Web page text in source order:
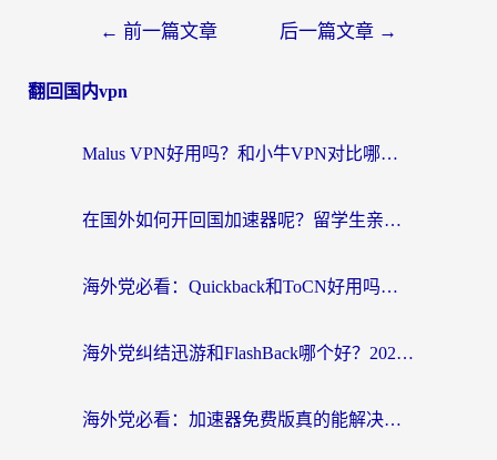
← 前一篇文章 后一篇文章 →
翻回国内vpn
Malus VPN好用吗？和小牛VPN对比哪个回国效果更好？海外党亲测实用指南
在国外如何开回国加速器呢？留学生亲测的无缝访问国内资源指南
海外党必看：Quickback和ToCN好用吗？3分钟选对回国加速器的实用指南
海外党纠结迅游和FlashBack哪个好？2026实用指南教你选对回国加速器
海外党必看：加速器免费版真的能解决回国访问难题吗？附实用选择指南